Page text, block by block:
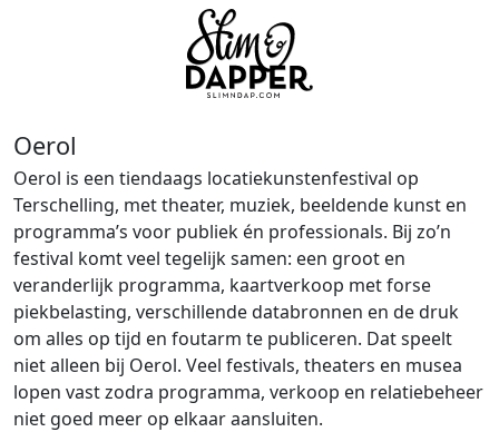
Oerol
Oerol is een tiendaags locatiekunstenfestival op
Terschelling, met theater, muziek, beeldende kunst en
programma’s voor publiek én professionals. Bij zo’n
festival komt veel tegelijk samen: een groot en
veranderlijk programma, kaartverkoop met forse
piekbelasting, verschillende databronnen en de druk
om alles op tijd en foutarm te publiceren. Dat speelt
niet alleen bij Oerol. Veel festivals, theaters en musea
lopen vast zodra programma, verkoop en relatiebeheer
niet goed meer op elkaar aansluiten.